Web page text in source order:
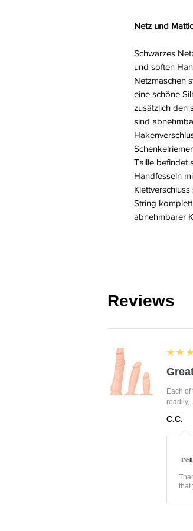
Netz und
Schwarzes
und soften
Netzmaschen
eine schöne
zusätzlich den
sind
Taille befindet
Handfesseln
String
abnehmbarer
Reviews
4
Each
C.C.
that